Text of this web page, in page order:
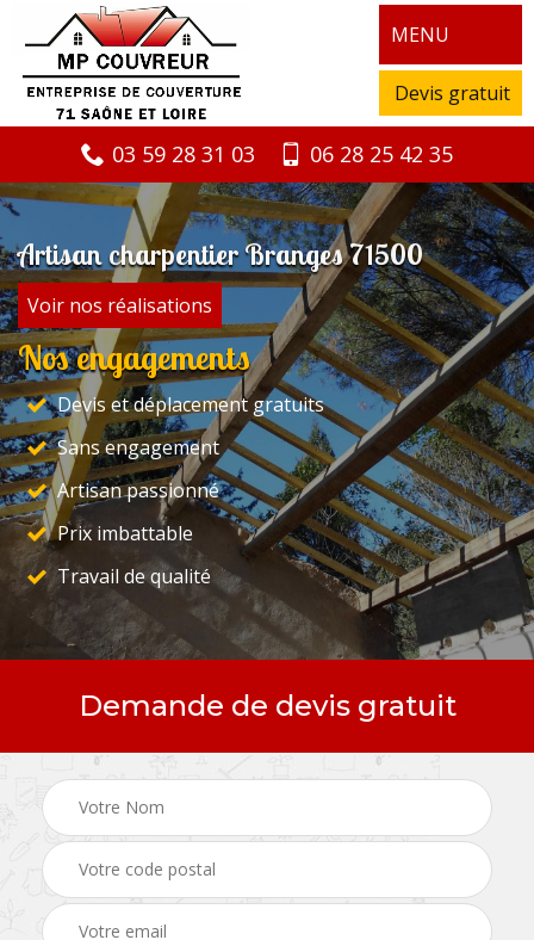
MENU
Devis gratuit
03 59 28 31 03 06 28 25 42 35
Artisan charpentier Branges 71500
Voir nos réalisations
Nos engagements
Devis et déplacement gratuits
Sans engagement
Artisan passionné
Prix imbattable
Travail de qualité
Demande de devis gratuit